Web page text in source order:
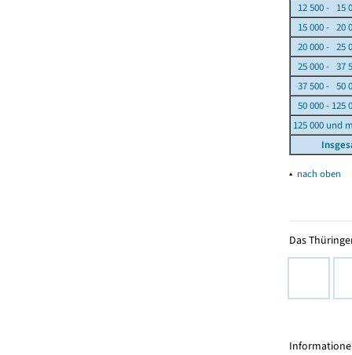
12 500 - 15
15 000 - 20
20 000 - 25
25 000 - 37
37 500 - 50
50 000 - 125
125 000 und
▴ nach oben
Das